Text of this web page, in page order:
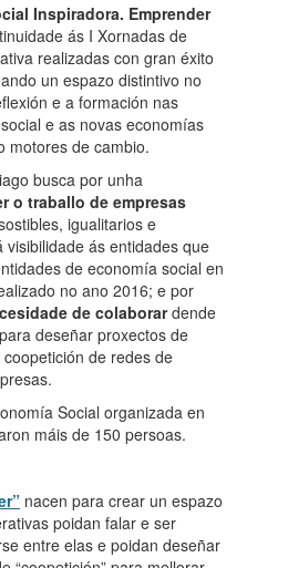
Inspiradora. Emprender
ás I Xornadas de
realizadas con gran éxito
un espazo distintivo no
e a formación nas
e as novas economías
motores de cambio.
busca por unha
o traballo de empresas
igualitarios e
ás entidades que
de economía social en
no ano 2016; e por
de colaborardende
deseñar proxectos de
de redes de
Social organizada en
máis de 150 persoas.
nacen para crear un espazo
poidan falar e ser
entre elas e poidan deseñar